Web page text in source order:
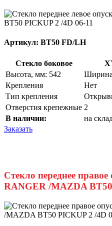
Артикул: BT50 FD/LH
Стекло боковое
Высота, мм: 542
Крепления
Нет
Тип крепления
Отверстия крепежные 2
В наличии:
на
Заказать
Стекло переднее
RANGER /MAZDA